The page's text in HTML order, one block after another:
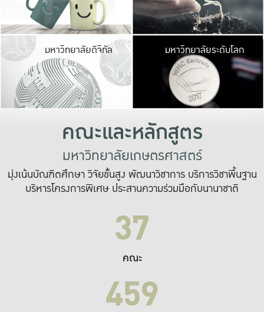
และพบเรื่องราวใ
มหาวิทยาลัยดิจิทัล มหาวิ
เปลี่ยนแปลง แล
เพื่อทำง
ระบบสารสนเทศ
มหาวิทยาลัยระดับโลก
คณะและหลักสูตร
มหาวิทยาลัยเกษตรศาสตร์
มุ่งเน้นบัณฑิตศึกษา วิจัยขั้นสูง พัฒนาวิชาการ บริการวิชาพื้นฐาน
บริหารโครงการพิเศษ ประสานความร่วมมือกับนานาชาติ
37
คณะ
459